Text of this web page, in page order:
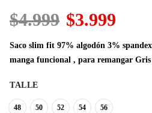
$4.999 El
precio
original
era:
$3.999
es:
Saco slim fit 97% algodón 3%
manga funcional , para remangar Gris
TALLE
48 50 52 54 56